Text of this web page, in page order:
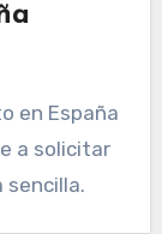
a solicitar
sencilla.